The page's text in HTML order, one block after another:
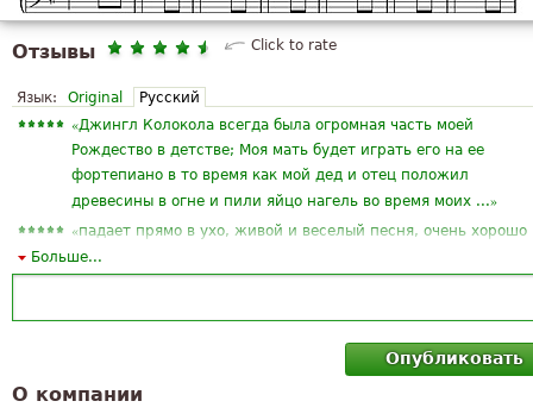
Отзывы Click to rate
Язык: Original Русский
«Джингл Колокола всегда была огромная часть моей
Рождество в детстве; Моя мать будет играть его на ее
фортепиано в то время как мой дед и отец положил
древесины в огне и пили яйцо нагель во время моих ...»
«падает прямо в ухо, живой и веселый песня, очень хорошо
подобраны слова и вы можете узнать его очень легко и
»
Очень красиво и довольно легко, конечно если вы не
приняли план в моей руке не надеюсь, что я получить
Больше...
Опубликовать
О компании